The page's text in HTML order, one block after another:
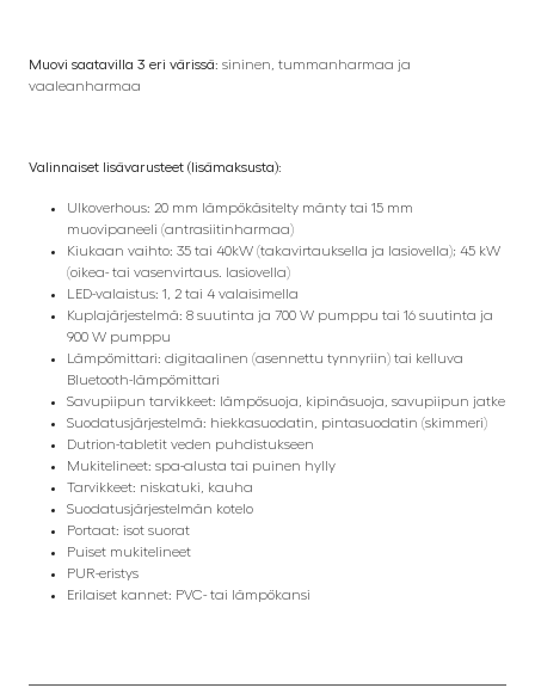
Muovi saatavilla 3 eri värissä: sininen, tummanharmaa ja
vaaleanharmaa
Valinnaiset lisävarusteet (lisämaksusta):
Ulkoverhous: 20 mm lämpökäsitelty mänty tai 15 mm
muovipaneeli (antrasiitinharmaa)
Kiukaan vaihto: 35 tai 40kW (takavirtauksella ja lasiovella); 45 kW
(oikea- tai vasenvirtaus. lasiovella)
LED-valaistus: 1, 2 tai 4 valaisimella
Kuplajärjestelmä: 8 suutinta ja 700 W pumppu tai 16 suutinta ja
900 W pumppu
Lämpömittari: digitaalinen (asennettu tynnyriin) tai kelluva
Bluetooth-lämpömittari
Savupiipun tarvikkeet: lämpösuoja, kipinäsuoja, savupiipun jatke
Suodatusjärjestelmä: hiekkasuodatin, pintasuodatin (skimmeri)
Dutrion-tabletit veden puhdistukseen
Mukitelineet: spa-alusta tai puinen hylly
Tarvikkeet: niskatuki, kauha
Suodatusjärjestelmän kotelo
Portaat: isot suorat
Puiset mukitelineet
PUR-eristys
Erilaiset kannet: PVC- tai lämpökansi